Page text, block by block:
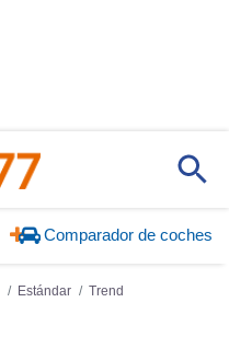
Comparador de coches
Estándar
Trend